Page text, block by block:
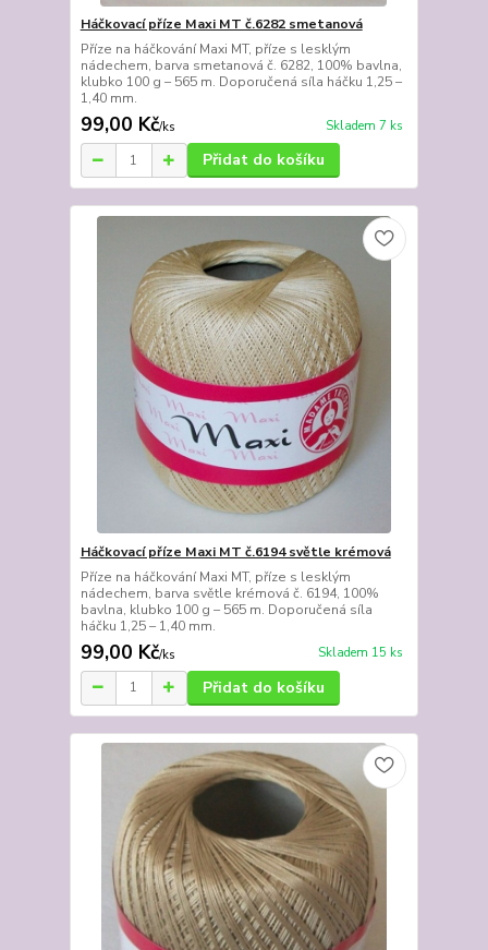
Háčkovací příze Maxi MT č.6282 smetanová
Příze na háčkování Maxi MT, příze s lesklým
nádechem, barva smetanová č. 6282, 100% bavlna,
klubko 100 g – 565 m. Doporučená síla háčku 1,25 –
1,40 mm.
99,00 Kč/ks Skladem 7 ks
Přidat do košíku
Háčkovací příze Maxi MT č.6194 světle krémová
Příze na háčkování Maxi MT, příze s lesklým
nádechem, barva světle krémová č. 6194, 100%
bavlna, klubko 100 g – 565 m. Doporučená síla
háčku 1,25 – 1,40 mm.
99,00 Kč/ks Skladem 15 ks
Přidat do košíku